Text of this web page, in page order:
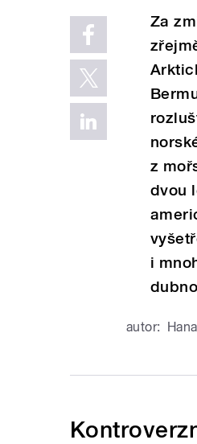
Za
z
dvou
i
autor: